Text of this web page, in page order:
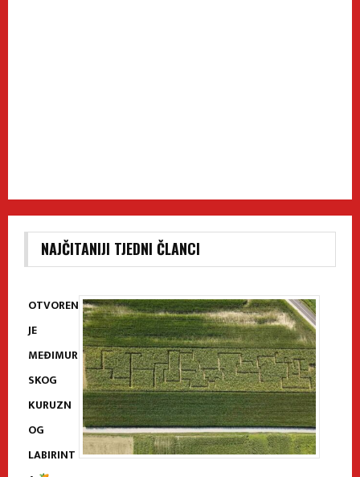
NAJČITANIJI TJEDNI ČLANCI
OTVOREN
JE
MEĐIMUR
SKOG
KURUZN
OG
LABIRINT